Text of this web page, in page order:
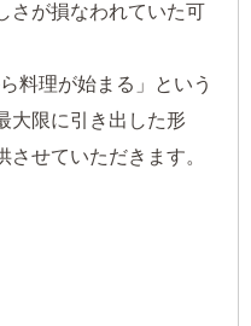
さが損なわれていた可
料理が始まる」という
大限に引き出した形
せていただきます。